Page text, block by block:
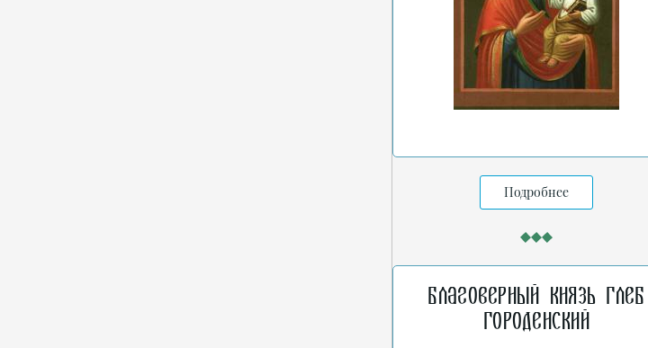
Подробнее
Благоверный князь Глеб
Городенский